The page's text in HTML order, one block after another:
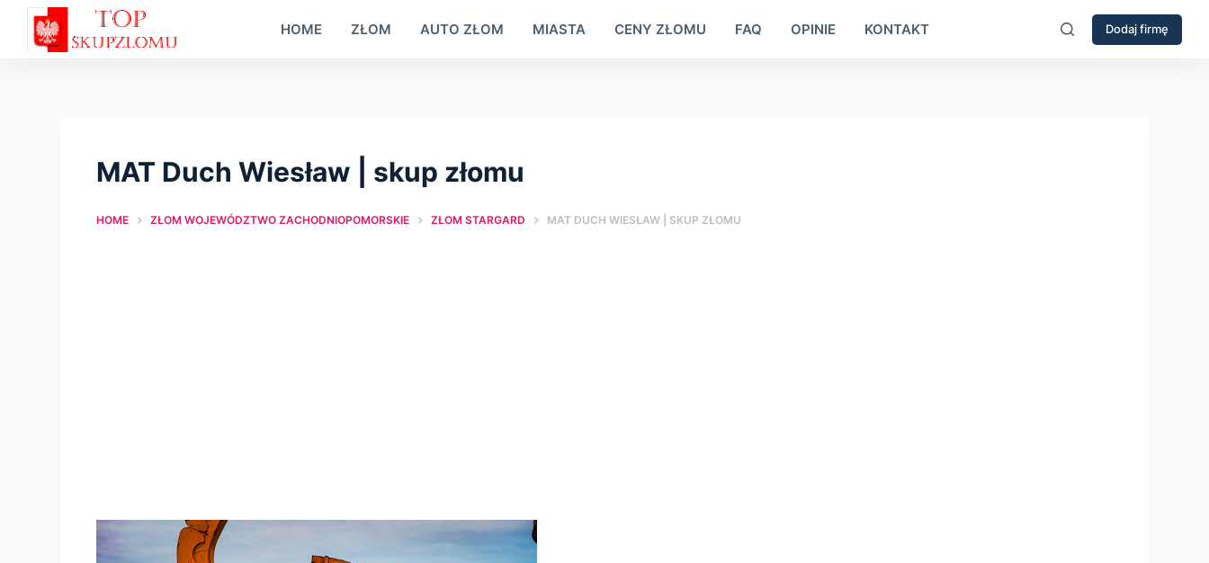
HOME ZŁOM AUTO ZŁOM MIASTA CENY ZŁOMU FAQ OPINIE KONTAKT Dodaj firmę
MAT Duch Wiesław | skup złomu
HOME ZŁOM WOJEWÓDZTWO ZACHODNIOPOMORSKIE ZŁOM STARGARD MAT DUCH WIESŁAW | SKUP ZŁOMU